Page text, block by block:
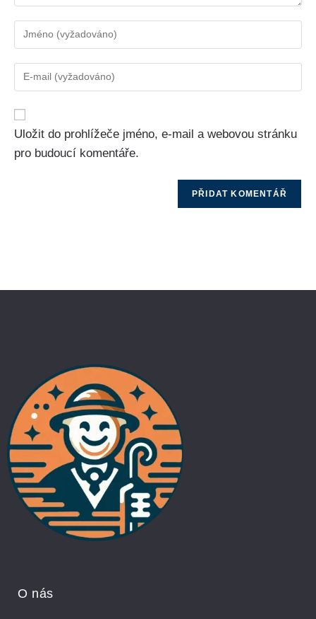
Uložit do prohlížeče jméno, e-mail a webovou stránku
pro budoucí komentáře.
O nás